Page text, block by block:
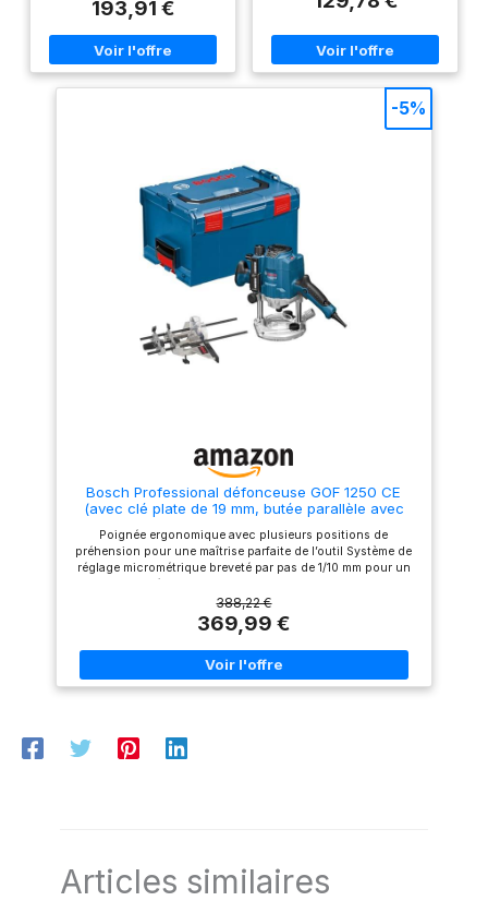
et capable de réaliser des
coupes lisses et sans effort.
LONGUEUR DE PLONGÉE
POLYVALENTE : Avec une
l'installation d'éviers et les
modifications de caissons.
CONTROLE PRÉCIS : Le
contrôle de vitesse variable à
6 niveaux permet des
ajustements précis pour
s'adapter à une large gamme
AMÉLIORÉE : Des
fonctionnalités de sécurité
avancées, notamment une
PORTABLE : Le routeur à
plongée T7EK est livré avec un
design ergonomique, un
boîtier de transport moulé
transport faciles, ainsi que
des soufflets de protection
contre la poussière qui
193,91 €
rotation variable (8000-23500
tr/min) et profondeur de travail
(0-55 mm) : idéal pour des
flexibles sur différents
matériaux. Composants de
qualité supérieure : avec un
aluminium robuste pour des
résultats de fraisage précis et
stables. Kit d'accessoires
balais de charbon, 1 clé, 1
butée parallèle, 1 aspiration de
poussière, 1 disque de
guidage, 1 anneau de copie et
3 douilles d'enregistrement (6
mm, 12 mm, 1/2 pouce).
Emballage sûr : le produit est
Bosch Professional défonceuse GOF 1250 CE
(avec clé plate de 19 mm, butée parallèle avec
pince de serrage, L-BOXX)
Poignée ergonomique avec plusieurs positions de
préhension pour une maîtrise parfaite de l’outil Système de
réglage micrométrique breveté par pas de 1/10 mm pour un
ajustement précis de la profondeur de fraisage Blocage de
broche innovant permettant un changement d’accessoire
rapide Une défonceuse plongeante très pratique Livré avec :
GOF 1250 CE (Clé plate de 19 mm, Butée parallèle avec
réglage micrométrique 2, Adaptateur de bague de copiage,
Pince avec écrou de serrage 8 mm, L-BOXX)
388,22 €
369,99 €
-5%
Articles similaires